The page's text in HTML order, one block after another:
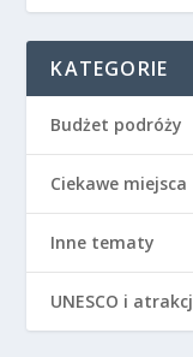
KATEGORIE
Budżet podróży
Ciekawe miejsca
Inne tematy
UNESCO i